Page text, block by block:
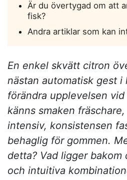
Är du övertygad om att
fisk?
Andra artiklar som kan
En enkel skvätt citron
nästan automatisk gest
förändra upplevelsen
känns smaken
intensiv, konsistensen
behaglig för gommen.
detta? Vad ligger bakom
och intuitiva